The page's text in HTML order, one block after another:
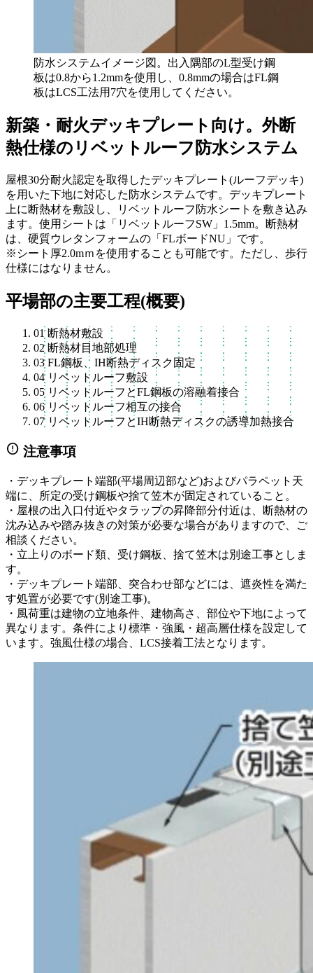
防水システムイメージ図。出入隅部のL型受け鋼
板は0.8から1.2mmを使用し、0.8mmの場合はFL鋼
板はLCS工法用7穴を使用してください。
新築・耐火デッキプレート向け。外断
熱仕様のリベットルーフ防水システム
屋根30分耐火認定を取得したデッキプレート(ルーフデッキ)
を用いた下地に対応した防水システムです。デッキプレート
上に断熱材を敷設し、リベットルーフ防水シートを敷き込み
ます。使用シートは「リベットルーフSW」1.5mm。断熱材
は、硬質ウレタンフォームの「FLボードNU」です。
※シート厚2.0mｍを使用することも可能です。ただし、歩行
仕様にはなりません。
平場部の主要工程(概要)
01 断熱材敷設
02 断熱材目地部処理
03 FL鋼板、IH断熱ディスク固定
04 リベットルーフ敷設
05 リベットルーフとFL鋼板の溶融着接合
06 リベットルーフ相互の接合
07 リベットルーフとIH断熱ディスクの誘導加熱接合
error 注意事項
・デッキプレート端部(平場周辺部など)およびパラペット天
端に、所定の受け鋼板や捨て笠木が固定されていること。
・屋根の出入口付近やタラップの昇降部分付近は、断熱材の
沈み込みや踏み抜きの対策が必要な場合がありますので、ご
相談ください。
・立上りのボード類、受け鋼板、捨て笠木は別途工事としま
す。
・デッキプレート端部、突合わせ部などには、遮炎性を満た
す処置が必要です(別途工事)。
・風荷重は建物の立地条件、建物高さ、部位や下地によって
異なります。条件により標準・強風・超高層仕様を設定して
います。強風仕様の場合、LCS接着工法となります。